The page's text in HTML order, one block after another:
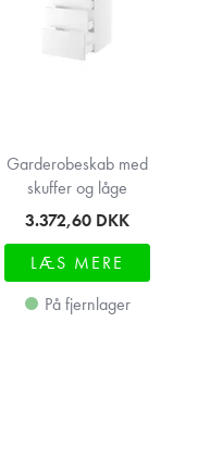
Garderobeskab med
skuffer og låge
3.372,60 DKK
LÆS MERE
På fjernlager